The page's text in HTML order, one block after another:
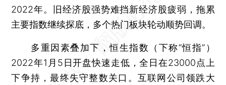
2022年。旧经济股强势难挡新经济股疲弱，拖累
主要指数继续探底，多个热门板块轮动顺势回调。
多重因素叠加下，恒生指数（下称“恒指”）
2022年1月5日开盘快速走低，全日在23000点上
下争持，最终失守整数关口。互联网公司领跌大